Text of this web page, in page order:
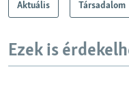
Aktuális Társadalom
Ezek is